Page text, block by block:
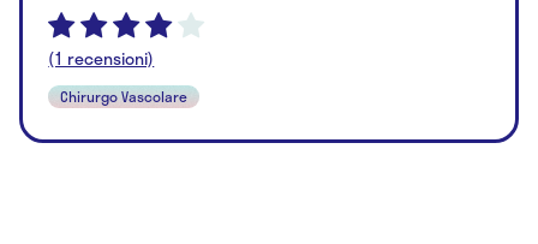
(1 recensioni)
Chirurgo Vascolare